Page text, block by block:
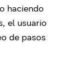
haciendo
el usuario
de pasos